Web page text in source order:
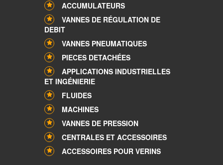
ACCUMULATEURS
VANNES DE RÉGULATION DE
DEBIT
VANNES PNEUMATIQUES
PIECES DETACHÉES
APPLICATIONS INDUSTRIELLES
ET INGÉNIERIE
FLUIDES
MACHINES
VANNES DE PRESSION
CENTRALES ET ACCESSOIRES
ACCESSOIRES POUR VERINS